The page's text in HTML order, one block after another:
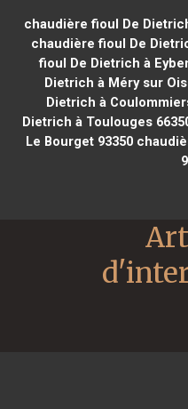
chaudière fioul De
chaudière fioul De
fioul De Dietrich à
Dietrich à Méry sur
Dietrich à
Dietrich à Toulouges
Le Bourget 93350